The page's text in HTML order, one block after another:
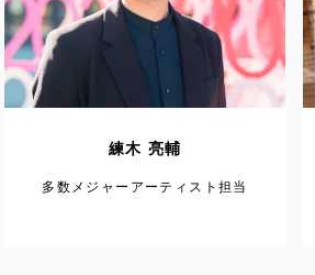
練木 亮輔
多数メジャーアーティスト担当